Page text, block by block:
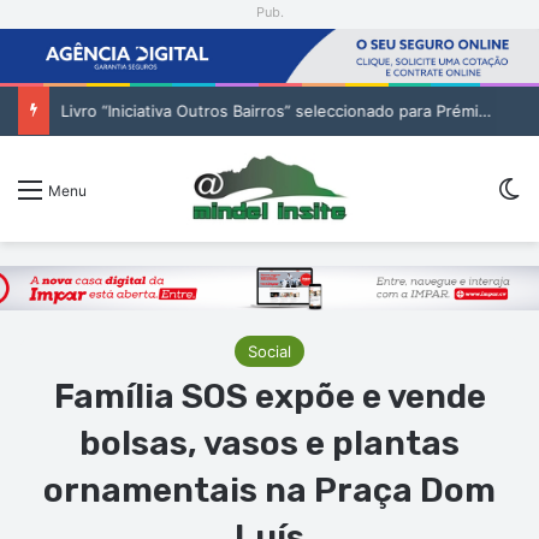
Pub.
Livro “Iniciativa Outros Bairros” seleccionado para Prémio Publicações da Bienal Interamericana
Menu
Social
Família SOS expõe e vende
bolsas, vasos e plantas
ornamentais na Praça Dom